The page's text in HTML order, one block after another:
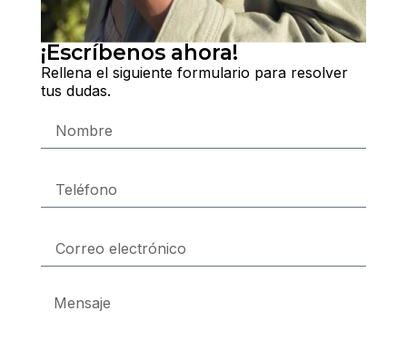
¡Escríbenos ahora!
Rellena el siguiente formulario para resolver
tus dudas.